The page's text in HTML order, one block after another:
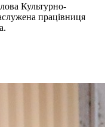
Культурно-
працівниця